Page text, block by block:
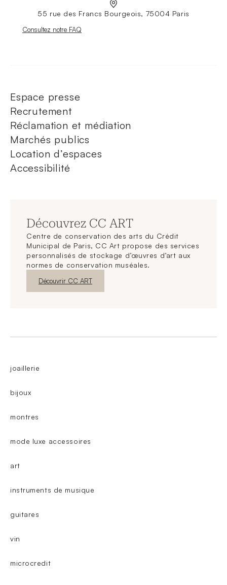
55 rue des Francs Bourgeois, 75004 Paris
Nouvelle fenêtre
Consultez notre FAQ
Espace presse
Recrutement
Réclamation et médiation
Marchés publics
Location d’espaces
Accessibilité
Découvrez CC ART
Centre de conservation des arts du Crédit
Municipal de Paris, CC Art propose des services
personnalisés de stockage d’œuvres d’art aux
normes de conservation muséales.
Nouvelle fenêtre
Découvrir CC ART
joaillerie
bijoux
montres
mode luxe accessoires
art
instruments de musique
guitares
vin
microcredit